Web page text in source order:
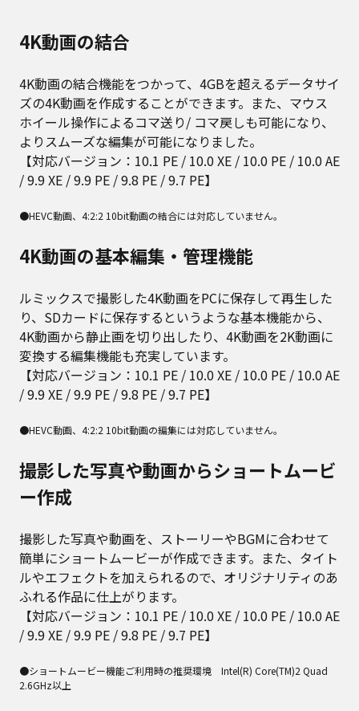
4K動画の結合
4K動画の結合機能をつかって、4GBを超えるデータサイ
ズの4K動画を作成することができます。また、マウス
ホイール操作によるコマ送り/ コマ戻しも可能になり、
よりスムーズな編集が可能になりました。
【対応バージョン：10.1 PE / 10.0 XE / 10.0 PE / 10.0 AE
/ 9.9 XE / 9.9 PE / 9.8 PE / 9.7 PE】
●HEVC動画、4:2:2 10bit動画の結合には対応していません。
4K動画の基本編集・管理機能
ルミックスで撮影した4K動画をPCに保存して再生した
り、SDカードに保存するというような基本機能から、
4K動画から静止画を切り出したり、4K動画を2K動画に
変換する編集機能も充実しています。
【対応バージョン：10.1 PE / 10.0 XE / 10.0 PE / 10.0 AE
/ 9.9 XE / 9.9 PE / 9.8 PE / 9.7 PE】
●HEVC動画、4:2:2 10bit動画の編集には対応していません。
撮影した写真や動画からショートムービ
ー作成
撮影した写真や動画を、ストーリーやBGMに合わせて
簡単にショートムービーが作成できます。また、タイト
ルやエフェクトを加えられるので、オリジナリティのあ
ふれる作品に仕上がります。
【対応バージョン：10.1 PE / 10.0 XE / 10.0 PE / 10.0 AE
/ 9.9 XE / 9.9 PE / 9.8 PE / 9.7 PE】
●ショートムービー機能ご利用時の推奨環境 Intel(R) Core(TM)2 Quad
2.6GHz以上